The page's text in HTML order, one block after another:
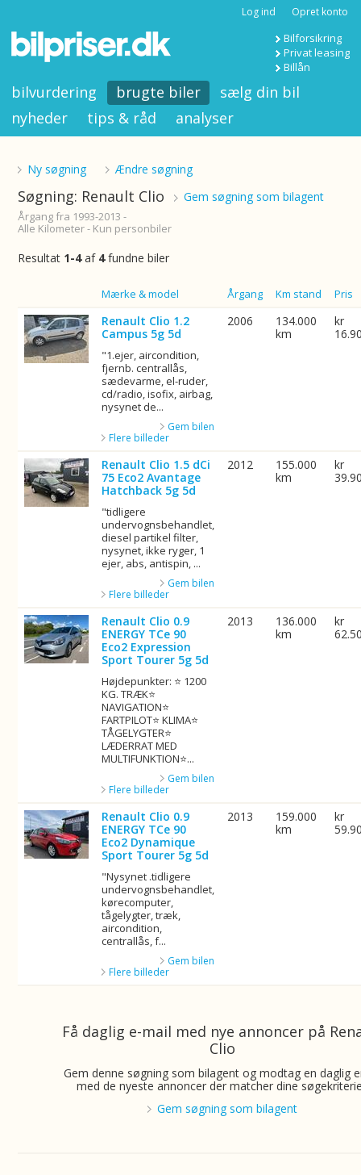
Log ind Opret konto
Bilforsikring
Privat leasing
Billån
bilvurdering brugte biler
sælg din bil
nyheder
tips & råd analyser
Ny søgning Ændre søgning
Søgning: Renault Clio Gem søgning som bilagent
Årgang fra 1993-2013 -
Alle Kilometer - Kun personbiler
Resultat 1-4af 4fundne biler
Mærke & model Årgang Km stand Pris
Renault Clio 1.2
Campus 5g 5d
"1.ejer, aircondition,
fjernb. centrallås,
sædevarme, el-ruder,
cd/radio, isofix, airbag,
nysynet de...
Gem bilen
Flere billeder
2006
134.000
km
kr
Renault Clio 1.5 dCi
75 Eco2 Avantage
Hatchback 5g 5d
"tidligere
undervognsbehandlet,
diesel partikel filter,
nysynet, ikke ryger, 1
ejer, abs, antispin, ...
Gem bilen
Flere billeder
2012
155.000
km
kr
Renault Clio 0.9
ENERGY TCe 90
Eco2 Expression
Sport Tourer 5g 5d
Højdepunkter: ⭐ 1200
KG. TRÆK⭐
NAVIGATION⭐
FARTPILOT⭐ KLIMA⭐
TÅGELYGTER⭐
LÆDERRAT MED
MULTIFUNKTION⭐...
Gem bilen
Flere billeder
2013
136.000
km
kr
Renault Clio 0.9
ENERGY TCe 90
Eco2 Dynamique
Sport Tourer 5g 5d
"Nysynet .tidligere
undervognsbehandlet,
kørecomputer,
tågelygter, træk,
aircondition,
centrallås, f...
Gem bilen
Flere billeder
2013
159.000
km
kr
Få daglig e-mail med nye annoncer på
Clio
Gem denne søgning som bilagent og modtag en daglig
med de nyeste annoncer der matcher dine
Gem søgning som bilagent